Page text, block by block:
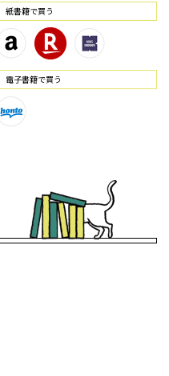
紙書籍で買う
電⼦書籍で買う